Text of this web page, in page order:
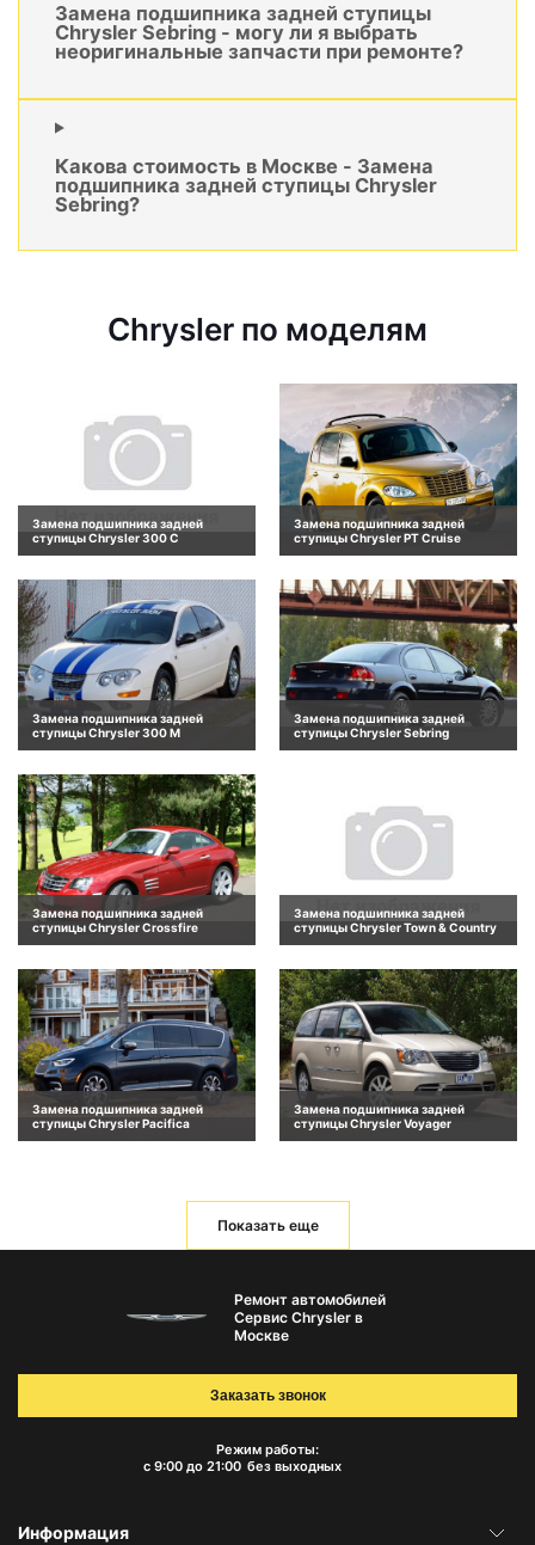
Замена подшипника задней ступицы
Chrysler Sebring - могу ли я выбрать
неоригинальные запчасти при ремонте?
Какова стоимость в Москве - Замена
подшипника задней ступицы Chrysler
Sebring?
Chrysler по моделям
Замена подшипника задней
ступицы Chrysler 300 C
Замена подшипника задней
ступицы Chrysler PT Cruise
Замена подшипника задней
ступицы Chrysler 300 M
Замена подшипника задней
ступицы Chrysler Sebring
Замена подшипника задней
ступицы Chrysler Crossfire
Замена подшипника задней
ступицы Chrysler Town & Country
Замена подшипника задней
ступицы Chrysler Pacifica
Замена подшипника задней
ступицы Chrysler Voyager
Показать еще
Ремонт автомобилей
Сервис Chrysler в
Москве
Режим работы:
с 9:00 до 21:00 без выходных
Заказать звонок
Информация